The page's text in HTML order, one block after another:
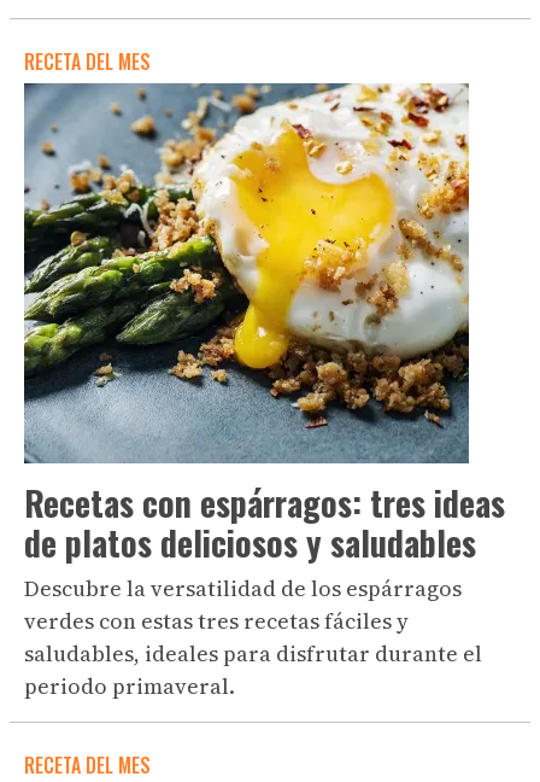
RECETA DEL MES
Recetas con espárragos: tres ideas
de platos deliciosos y saludables
Descubre la versatilidad de los espárragos
verdes con estas tres recetas fáciles y
saludables, ideales para disfrutar durante el
periodo primaveral.
RECETA DEL MES